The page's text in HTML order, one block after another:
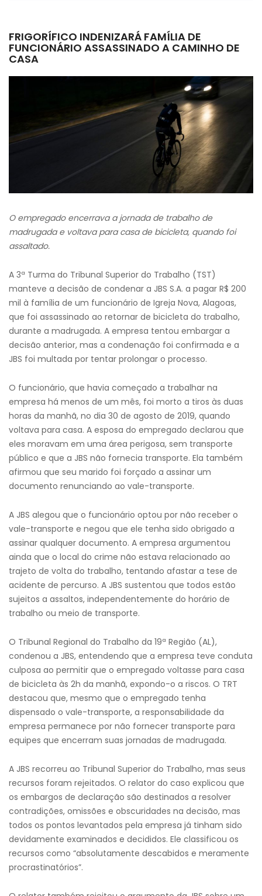
FRIGORÍFICO INDENIZARÁ FAMÍLIA DE
FUNCIONÁRIO ASSASSINADO A CAMINHO DE
CASA
O empregado encerrava a jornada de trabalho de
madrugada e voltava para casa de bicicleta, quando foi
assaltado.
A 3ª Turma do Tribunal Superior do Trabalho (TST)
manteve a decisão de condenar a JBS S.A. a pagar R$ 200
mil à família de um funcionário de Igreja Nova, Alagoas,
que foi assassinado ao retornar de bicicleta do trabalho,
durante a madrugada. A empresa tentou embargar a
decisão anterior, mas a condenação foi confirmada e a
JBS foi multada por tentar prolongar o processo.
O funcionário, que havia começado a trabalhar na
empresa há menos de um mês, foi morto a tiros às duas
horas da manhã, no dia 30 de agosto de 2019, quando
voltava para casa. A esposa do empregado declarou que
eles moravam em uma área perigosa, sem transporte
público e que a JBS não fornecia transporte. Ela também
afirmou que seu marido foi forçado a assinar um
documento renunciando ao vale-transporte.
A JBS alegou que o funcionário optou por não receber o
vale-transporte e negou que ele tenha sido obrigado a
assinar qualquer documento. A empresa argumentou
ainda que o local do crime não estava relacionado ao
trajeto de volta do trabalho, tentando afastar a tese de
acidente de percurso. A JBS sustentou que todos estão
sujeitos a assaltos, independentemente do horário de
trabalho ou meio de transporte.
O Tribunal Regional do Trabalho da 19ª Região (AL),
condenou a JBS, entendendo que a empresa teve conduta
culposa ao permitir que o empregado voltasse para casa
de bicicleta às 2h da manhã, expondo-o a riscos. O TRT
destacou que, mesmo que o empregado tenha
dispensado o vale-transporte, a responsabilidade da
empresa permanece por não fornecer transporte para
equipes que encerram suas jornadas de madrugada.
A JBS recorreu ao Tribunal Superior do Trabalho, mas seus
recursos foram rejeitados. O relator do caso explicou que
os embargos de declaração são destinados a resolver
contradições, omissões e obscuridades na decisão, mas
todos os pontos levantados pela empresa já tinham sido
devidamente examinados e decididos. Ele classificou os
recursos como “absolutamente descabidos e meramente
procrastinatórios”.